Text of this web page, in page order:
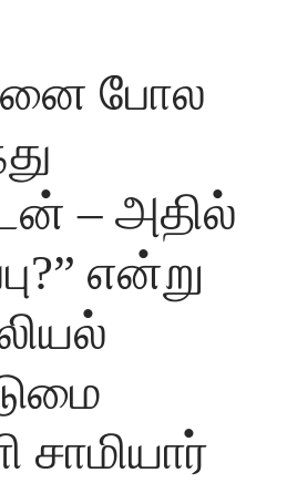
போல
– அதில்
என்று
சாமியார்